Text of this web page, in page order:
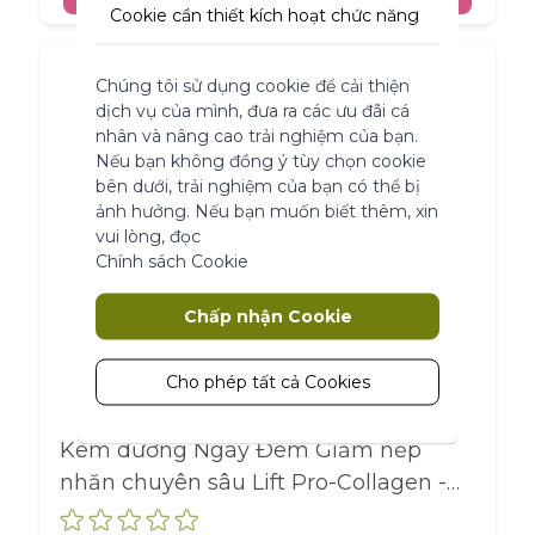
Kem dưỡng Ngày Đêm Giảm nếp
nhăn chuyên sâu Lift Pro-Collagen -
Hũ 75ML
Cookie cần thiết kích hoạt chức năng
thể hoạt động bình thường. Chúng
giúp làm cho một trang web có thể sử
dụng được bằng cách kích hoạt chức
năng cơ bản.
Thông số sản phẩm
Cookie tiếp thị được sử dụng để theo
dõi và thu thập các hành động của
khách truy cập trên trang web. Cookie
lưu trữ dữ liệu người dùng và thông tin
cáo nhắm mục tiêu đến nhiều nhóm
đối tượng hơn. Ngoài ra, trải nghiệm
người dùng tùy chỉnh hơn có thể
được cung cấp theo thông tin thu
Chúng tôi sử dụng cookie để cải thiện
dịch vụ của mình, đưa ra các ưu đãi cá
nhân và nâng cao trải nghiệm của bạn.
Nếu bạn không đồng ý tùy chọn cookie
bên dưới, trải nghiệm của bạn có thể bị
ảnh hưởng. Nếu bạn muốn biết thêm, xin
vui lòng, đọc
Chính sách Cookie
Chấp nhận Cookie
Cho phép tất cả Cookies